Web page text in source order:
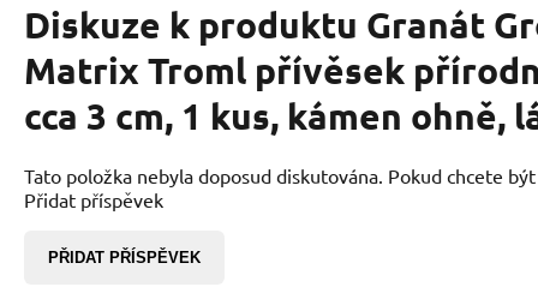
Diskuze k produktu Granát
Matrix Troml přívěsek
cca 3 cm, 1 kus, kámen ohně,
Tato položka nebyla doposud diskutována. Pokud chcete
Přidat příspěvek
PŘIDAT PŘÍSPĚVEK